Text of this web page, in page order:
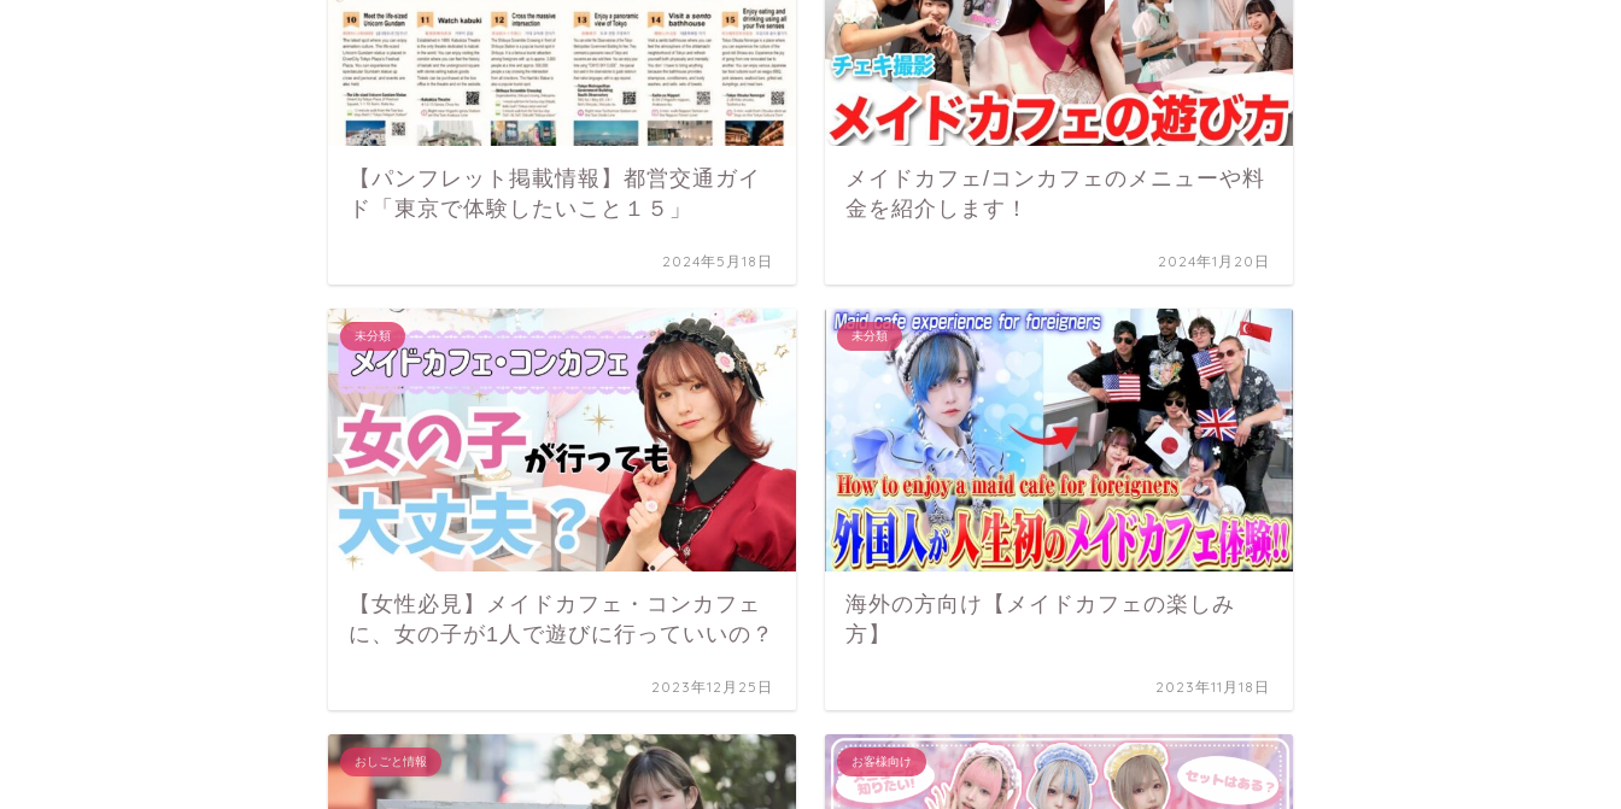
【パンフレット掲載情報】都営交通ガイ
ド「東京で体験したいこと１５」
2024年5月18日
メイドカフェ/コンカフェのメニューや料
金を紹介します！
2024年1月20日
未分類
【女性必見】メイドカフェ・コンカフェ
に、女の子が1人で遊びに行っていいの？
2023年12月25日
未分類
海外の方向け【メイドカフェの楽しみ
方】
2023年11月18日
おしごと情報 お客様向け